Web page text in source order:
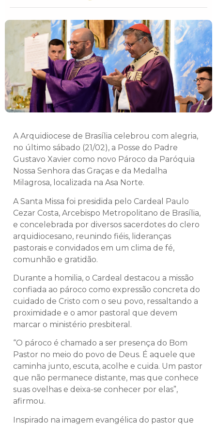
A Arquidiocese de Brasília celebrou com alegria,
no último sábado (21/02), a Posse do Padre
Gustavo Xavier como novo Pároco da Paróquia
Nossa Senhora das Graças e da Medalha
Milagrosa, localizada na Asa Norte.
A Santa Missa foi presidida pelo Cardeal Paulo
Cezar Costa, Arcebispo Metropolitano de Brasília,
e concelebrada por diversos sacerdotes do clero
arquidiocesano, reunindo fiéis, lideranças
pastorais e convidados em um clima de fé,
comunhão e gratidão.
Durante a homilia, o Cardeal destacou a missão
confiada ao pároco como expressão concreta do
cuidado de Cristo com o seu povo, ressaltando a
proximidade e o amor pastoral que devem
marcar o ministério presbiteral.
“O pároco é chamado a ser presença do Bom
Pastor no meio do povo de Deus. É aquele que
caminha junto, escuta, acolhe e cuida. Um pastor
que não permanece distante, mas que conhece
suas ovelhas e deixa-se conhecer por elas”,
afirmou.
Inspirado na imagem evangélica do pastor que